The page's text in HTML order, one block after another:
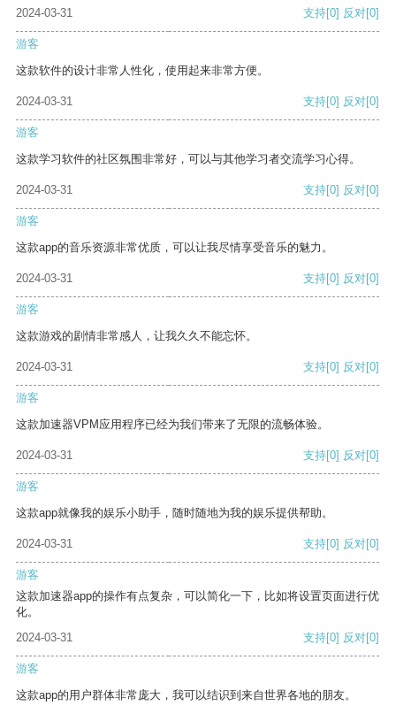
2024-03-31 支持[0] 反对[0]
游客
这款软件的设计非常人性化，使用起来非常方便。
2024-03-31 支持[0] 反对[0]
游客
这款学习软件的社区氛围非常好，可以与其他学习者交流学习心得。
2024-03-31 支持[0] 反对[0]
游客
这款app的音乐资源非常优质，可以让我尽情享受音乐的魅力。
2024-03-31 支持[0] 反对[0]
游客
这款游戏的剧情非常感人，让我久久不能忘怀。
2024-03-31 支持[0] 反对[0]
游客
这款加速器VPM应用程序已经为我们带来了无限的流畅体验。
2024-03-31 支持[0] 反对[0]
游客
这款app就像我的娱乐小助手，随时随地为我的娱乐提供帮助。
2024-03-31 支持[0] 反对[0]
游客
这款加速器app的操作有点复杂，可以简化一下，比如将设置页面进行优
化。
2024-03-31
支持[0] 反对[0]
游客
这款app的用户群体非常庞大，我可以结识到来自世界各地的朋友。